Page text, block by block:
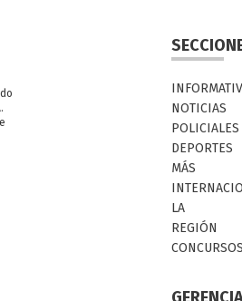
NOTICIAS
POLICIALES
DEPORTES
MÁS
LA
REGIÓN